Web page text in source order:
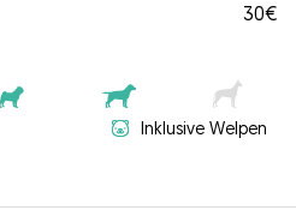
30€
Inklusive Welpen